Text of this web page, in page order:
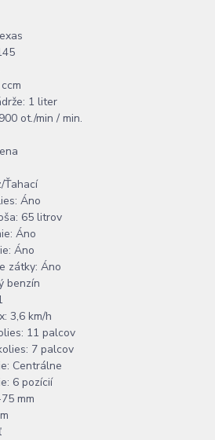
1 liter
ot./min / min.
Ťahací
Áno
65 litrov
Áno
Áno
zátky: Áno
benzín
3,6 km/h
11 palcov
7 palcov
Centrálne
6 pozícií
mm